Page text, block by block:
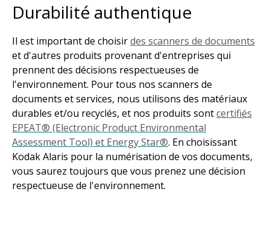
Durabilité authentique
Il est important de choisirdes scanners de documents
et d'autres produits provenant d'entreprises qui
prennent des décisions respectueuses de
l'environnement. Pour tous nos scanners de
documents et services, nous utilisons des matériaux
durables et/ou recyclés, et nos produits sontcertifiés
EPEAT® (Electronic Product Environmental
Assessment Tool) et Energy Star®. En choisissant
Kodak Alaris pour la numérisation de vos documents,
vous saurez toujours que vous prenez une décision
respectueuse de l'environnement.